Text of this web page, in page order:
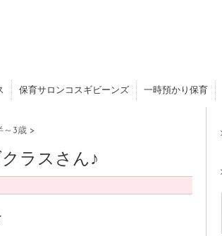
保育サロンコスギビーンズ 一時預かり保育
～3歳 >
ラスさん♪